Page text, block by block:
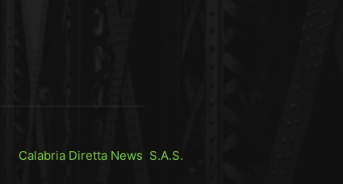
Calabria Diretta News S.A.S.